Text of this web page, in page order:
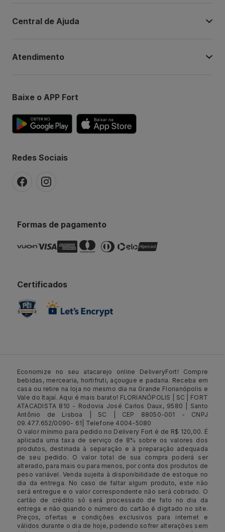
Central de Ajuda
Atendimento
Baixe o APP Fort
Redes Sociais
Formas de pagamento
Certificados
Economize no seu atacarejo online DeliveryFort! Compre
bebidas, mercearia, hortifruti, açougue e padaria. Receba em
casa ou retire na loja no mesmo dia na Grande Florianópolis e
Vale do Itajaí. Aqui é mais barato! FLORIANÓPOLIS | SC | FORT
ATACADISTA 810 - Rodovia José Carlos Daux, 9580 | Santo
Antônio de Lisboa | SC | CEP 88050-001 - CNPJ
09.477.652/0090- 61| Telefone 4004-5080
O valor mínimo para pedido no Delivery Fort é de R$ 120,00. É
aplicada uma taxa de serviço de 8% sobre os valores dos
produtos, destinada à separação e à preparação adequada
de seu pedido. O valor total de sua compra poderá ser
alterado, para mais ou para menos, por conta dos produtos de
peso variável. Venda sujeita à disponibilidade de estoque no
dia da entrega. No caso de faltar algum produto, este não
será entregue e o valor correspondente não será cobrado. O
cartão de crédito só será processado de fato no dia da
entrega e não quando o número do cartão é digitado no site.
Preços, ofertas e condições exclusivos para internet e
válidos durante o dia de hoje, podendo sofrer alterações sem